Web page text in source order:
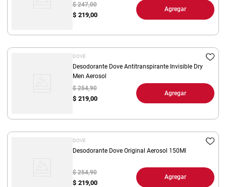
$ 219,00
$ 247,00
Agregar
DOVE
Desodorante Dove Antitranspirante Invisible Dry
Men Aerosol
$ 219,00
$ 254,90
Agregar
DOVE
Desodorante Dove Original Aerosol 150Ml
$ 219,00
$ 254,90
Agregar